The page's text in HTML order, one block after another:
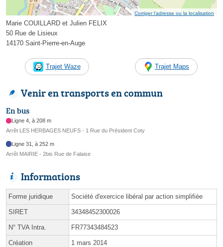
Corriger l’adresse ou la localisation
Marie COUILLARD et Julien FELIX
50 Rue de Lisieux
14170 Saint-Pierre-en-Auge
Trajet Waze Trajet Maps
Venir en transports en commun
En bus
Ligne 4, à 208 m
Arrêt LES HERBAGES NEUFS - 1 Rue du Président Coty
Ligne 31, à 252 m
Arrêt MAIRIE - 2bis Rue de Falaise
Informations
Forme juridique Société d'exercice libéral par action simplifiée
SIRET 34348452300026
N° TVA Intra. FR77343484523
Création 1 mars 2014